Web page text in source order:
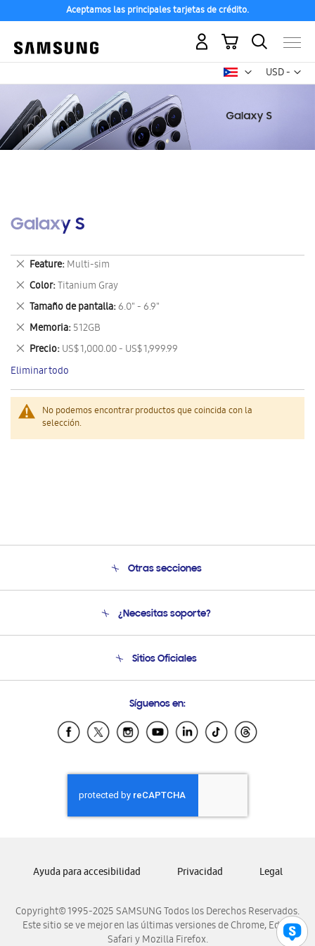
Aceptamos las principales tarjetas de crédito.
USD -
dólar
Mi carrito
Galaxy S
No podemos encontrar productos que coincida con la
selección.
Feature Multi-sim
Eliminar
este
artículo
Color Titanium Gray
Eliminar
este
artículo
Tamaño de pantalla 6.0" - 6.9"
Eliminar
este
artículo
Memoria 512GB
Eliminar
este
artículo
Precio US$ 1,000.00 - US$ 1,999.99
Eliminar
este
artículo
Eliminar todo
Otras secciones
Soporte
Condiciones de Compra
¿Necesitas soporte?
Soporte vía eMail
Sitios Oficiales
Samsung Ecuador
Samsung El Salvador
Samsung Honduras
Samsung Nicaragua
Samsung Panamá
Samsung Venezuela
Síguenos en:
Copyright© 1995-2025 SAMSUNG Todos los Derechos Reservados.
Este sitio se ve mejor en las últimas versiones de Chrome, Edge,
Safari y Mozilla Firefox.
Ayuda para accesibilidad Privacidad Legal